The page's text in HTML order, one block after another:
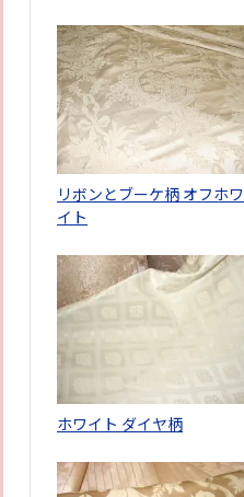
リボンとブーケ柄 オフホワ
イト
ホワイト ダイヤ柄